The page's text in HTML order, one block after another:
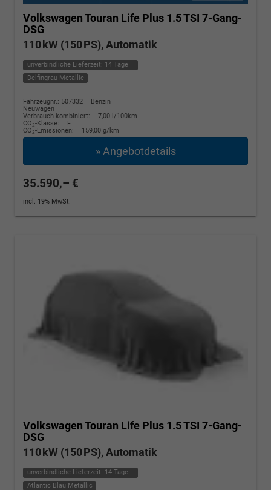
Volkswagen Touran Life Plus 1.5 TSI 7-Gang-
DSG
110 kW (150 PS), Automatik
unverbindliche Lieferzeit: 14 Tage
Delfingrau Metallic
Fahrzeugnr.: 507332
Benzin
Neuwagen
Verbrauch kombiniert:
7,00 l/100km
CO2-Klasse:
F
CO2-Emissionen: 159,00 g/km
» Angebotdetails
35.590,– €
incl. 19% MwSt.
Volkswagen Touran Life Plus 1.5 TSI 7-Gang-
DSG
110 kW (150 PS), Automatik
unverbindliche Lieferzeit: 14 Tage
Atlantic Blau Metallic